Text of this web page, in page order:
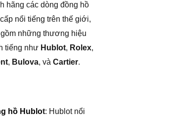
hãng các dòng đồng hồ
nổi tiếng trên thế giới,
gồm những thương hiệu
tiếng như Hublot, Rolex,
, Bulova, và Cartier.
hồ Hublot: Hublot nổi